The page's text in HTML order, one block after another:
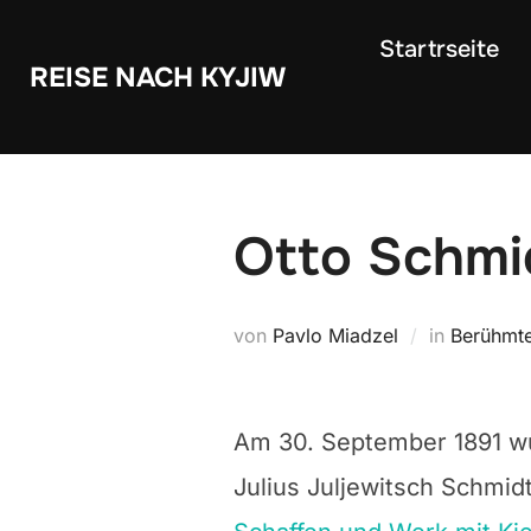
InhaltREISE NACH KYJIW
Startrseite
Otto
von Pavlo Miadzel in
Am 30. September 1891
Julius Juljewitsch